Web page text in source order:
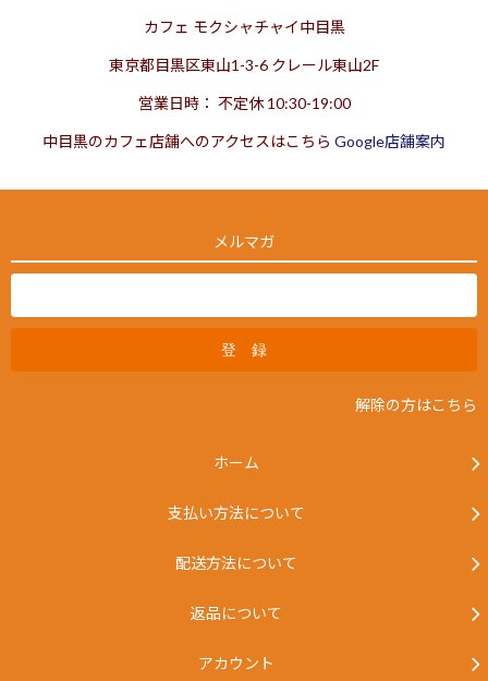
カフェ モクシャチャイ中目黒
東京都目黒区東山1-3-6 クレール東山2F
営業日時： 不定休 10:30-19:00
中目黒のカフェ店舗へのアクセスはこちら Google店舗案内
メルマガ
解除の方はこちら
ホーム
支払い方法について
配送方法について
返品について
アカウント